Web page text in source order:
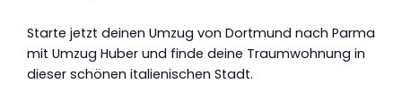
Starte jetzt deinen Umzug von Dortmund nach Parma
mit Umzug Huber und finde deine Traumwohnung in
dieser schönen italienischen Stadt.